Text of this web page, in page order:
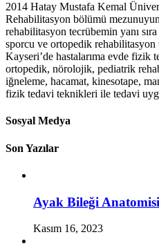
2014 Hatay Mustafa Kemal
Rehabilitasyon bölümü
rehabilitasyon tecrübemin yanı
sporcu ve ortopedik rehabilitasyon
Kayseri’de hastalarıma evde fizik
ortopedik, nörolojik, pediatrik
iğneleme, hacamat, kinesotape,
fizik tedavi teknikleri ile tedavi
Sosyal Medya
Son Yazılar
Ayak Bileği Anatomisi
Kasım 16, 2023